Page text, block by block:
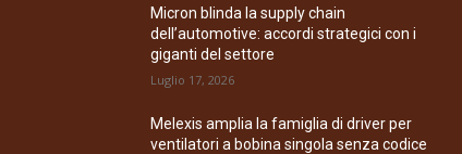
Micron blinda la supply chain
dell’automotive: accordi strategici con i
giganti del settore
Luglio 17, 2026
Melexis amplia la famiglia di driver per
ventilatori a bobina singola senza codice